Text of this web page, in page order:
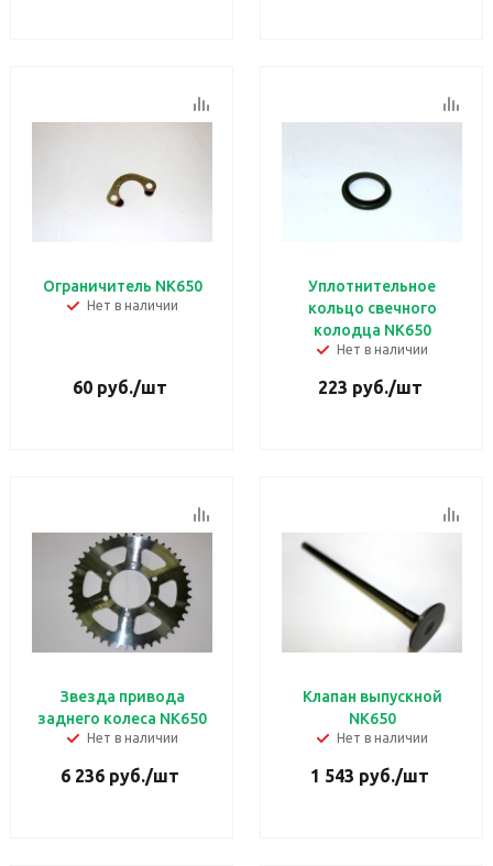
Oграничитель NK650
Нет в наличии
60 руб./шт
Уплотнительное
кольцо свечного
колодца NK650
Нет в наличии
223 руб./шт
Звезда привода
заднего колеса NK650
Нет в наличии
6 236 руб./шт
Клапан выпускной
NK650
Нет в наличии
1 543 руб./шт